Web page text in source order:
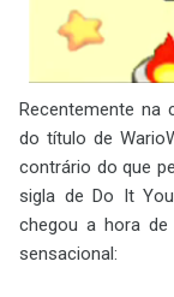
Recentemente na
do título de
contrário do que
sigla de Do It
chegou a hora de
sensacional: